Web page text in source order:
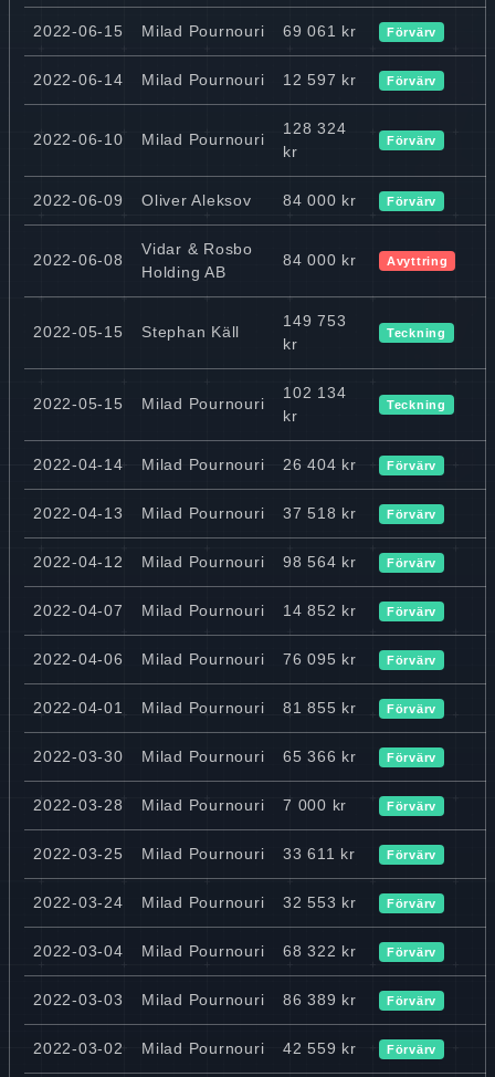
2022-06-15 Milad Pournouri 69 061 kr Förvärv
2022-06-14 Milad Pournouri 12 597 kr Förvärv
2022-06-10 Milad Pournouri
128 324
kr
Förvärv
2022-06-09 Oliver Aleksov 84 000 kr Förvärv
2022-06-08
Vidar & Rosbo
Holding AB
84 000 kr Avyttring
2022-05-15 Stephan Käll
149 753
kr
Teckning
2022-05-15 Milad Pournouri
102 134
kr
Teckning
2022-04-14 Milad Pournouri 26 404 kr Förvärv
2022-04-13 Milad Pournouri 37 518 kr Förvärv
2022-04-12 Milad Pournouri 98 564 kr Förvärv
2022-04-07 Milad Pournouri 14 852 kr Förvärv
2022-04-06 Milad Pournouri 76 095 kr Förvärv
2022-04-01 Milad Pournouri 81 855 kr Förvärv
2022-03-30 Milad Pournouri 65 366 kr Förvärv
2022-03-28 Milad Pournouri 7 000 kr Förvärv
2022-03-25 Milad Pournouri 33 611 kr Förvärv
2022-03-24 Milad Pournouri 32 553 kr Förvärv
2022-03-04 Milad Pournouri 68 322 kr Förvärv
2022-03-03 Milad Pournouri 86 389 kr Förvärv
2022-03-02 Milad Pournouri 42 559 kr Förvärv